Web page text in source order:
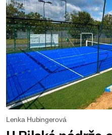
Lenka Hubingerová